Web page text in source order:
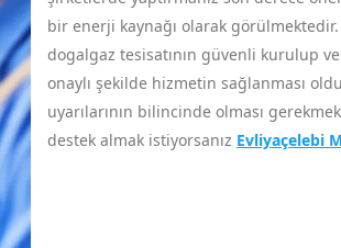
bir enerji kaynağı olarak
dogalgaz tesisatının güvenli kurulup
onaylı şekilde hizmetin sağlanması
uyarılarının bilincinde olması
destek almak istiyorsanız Evliyaçelebi